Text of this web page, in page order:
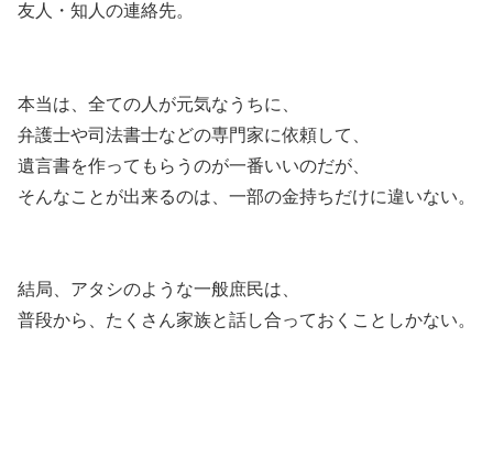
友人・知人の連絡先。
本当は、全ての人が元気なうちに、
弁護士や司法書士などの専門家に依頼して、
遺言書を作ってもらうのが一番いいのだが、
そんなことが出来るのは、一部の金持ちだけに違いない。
結局、アタシのような一般庶民は、
普段から、たくさん家族と話し合っておくことしかない。